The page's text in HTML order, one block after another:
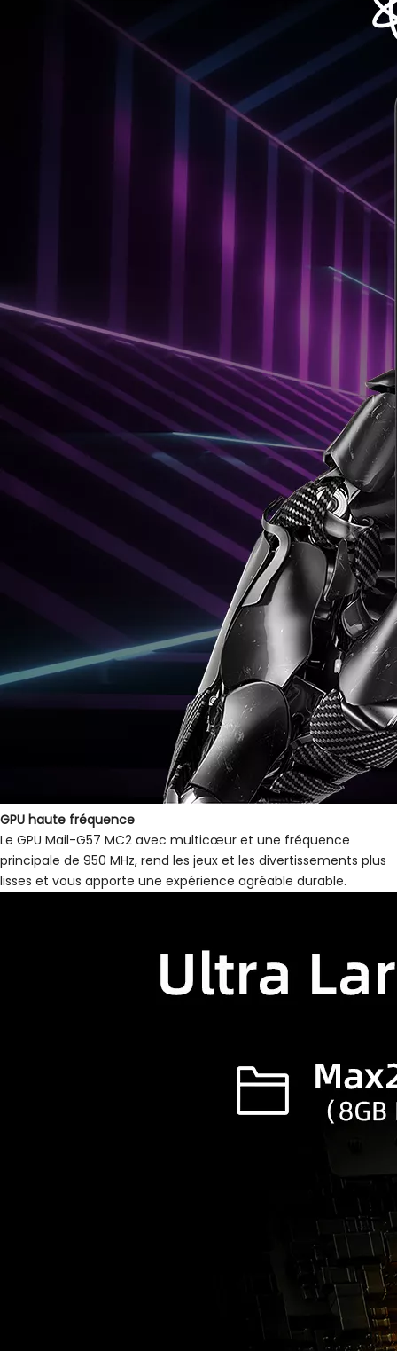
GPU haute fréquence
Le GPU Mail-G57 MC2 avec multicœur et une fréquence
principale de 950 MHz, rend les jeux et les divertissements plus
lisses et vous apporte une expérience agréable durable.